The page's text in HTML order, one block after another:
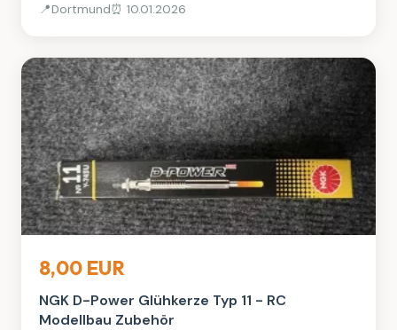
📍Dortmund⏰ 10.01.2026
8,00 EUR
NGK D-Power Glühkerze Typ 11 - RC
Modellbau Zubehör